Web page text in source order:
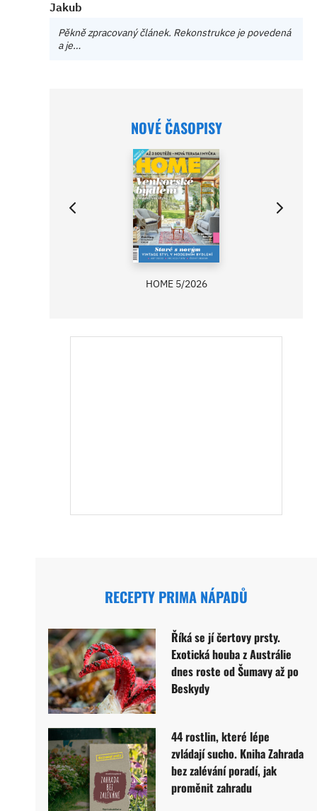
Jakub
Pěkně zpracovaný článek. Rekonstrukce je povedená
a je…
NOVÉ ČASOPISY
HOME 5/2026
RECEPTY PRIMA NÁPADŮ
Říká se jí čertovy prsty.
Exotická houba z Austrálie
dnes roste od Šumavy až po
Beskydy
44 rostlin, které lépe
zvládají sucho. Kniha Zahrada
bez zalévání poradí, jak
proměnit zahradu